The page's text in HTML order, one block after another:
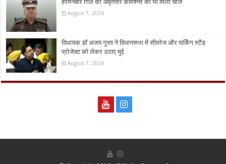
हरमनबीर गिल को अमृतसर कमिश्नर का भी मिला चार्ज
August 7, 2026
विधायक डॉ अजय गुप्ता ने विधानसभा में सीवरेज और पार्किंग स्टैंड
प्रोजेक्ट को लेकर उठाए मुद्दे
August 7, 2026